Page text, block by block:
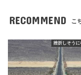
RECOMMEND こ
挫折しそうに